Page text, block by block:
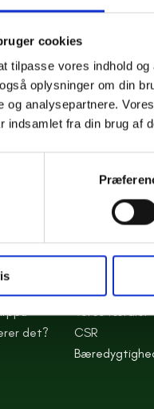
cookies
tilpasse vores indhold
oplysninger om din
og analysepartnere.
indsamlet fra din brug af
SORT. Klassiske sorte cargo
hverdagsstil med
det?
Vores værdier
CSR